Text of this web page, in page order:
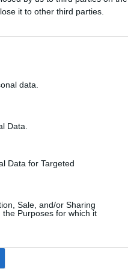
it to other third parties.
data.
Data.
Data for Targeted
Sale, and/or Sharing
Purposes for which it
Leicht